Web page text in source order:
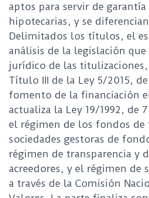
aptos para servir de garantía
hipotecarias, y se
Delimitados los títulos, el
análisis de la legislación
jurídico de las
Título III de la Ley 5/2015,
fomento de la financiación
actualiza la Ley 19/1992, de
el régimen de los fondos
sociedades gestoras de
régimen de transparencia y
acreedores, y el régimen de
a través de la Comisión